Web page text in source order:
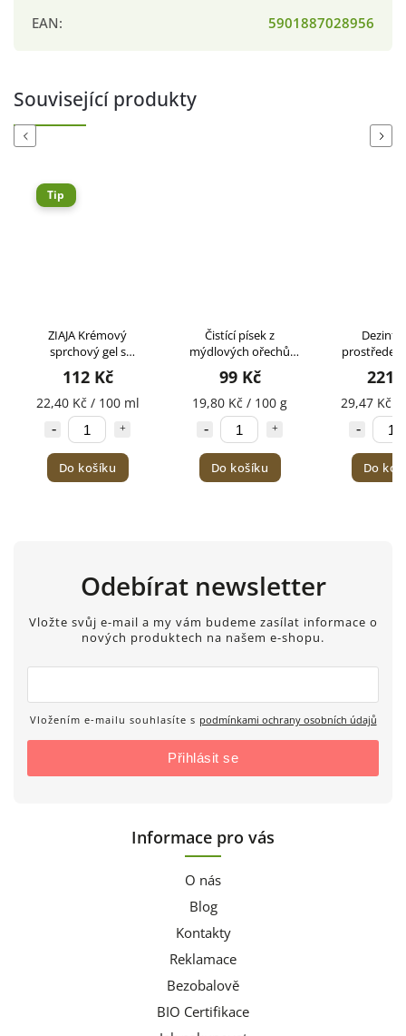
EAN: 5901887028956
Související produkty
Previous
Tip
ZIAJA Krémový
sprchový gel s
proteiny kozího mléka
500ml
112 Kč
22,40 Kč / 100 ml
Do košíku
Čistící písek z
mýdlových ořechů
TIERRA VERDE 500g
99 Kč
19,80 Kč / 100 g
Do košíku
prostředek
VERDE
221
29,47 Kč /
Do
Next
Odebírat newsletter
Vložte svůj e-mail a my vám budeme zasílat informace o
nových produktech na našem e-shopu.
Vložením e-mailu souhlasíte s podmínkami ochrany osobních údajů
Přihlásit se
Informace pro vás
O nás
Blog
Kontakty
Reklamace
Bezobalově
BIO Certifikace